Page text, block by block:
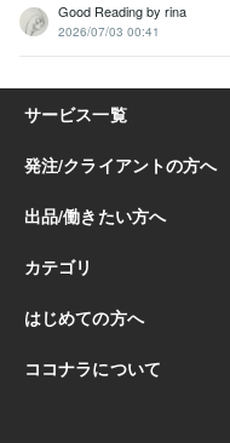
Good Reading by rina
2026/07/03 00:41